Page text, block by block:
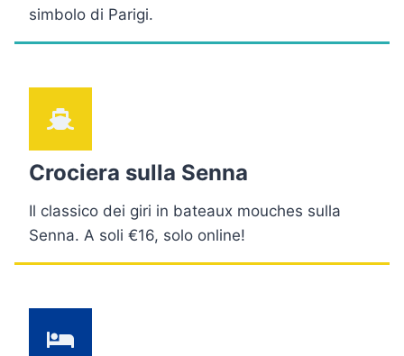
simbolo di Parigi.
Crociera sulla Senna
Il classico dei giri in bateaux mouches sulla
Senna. A soli €16, solo online!